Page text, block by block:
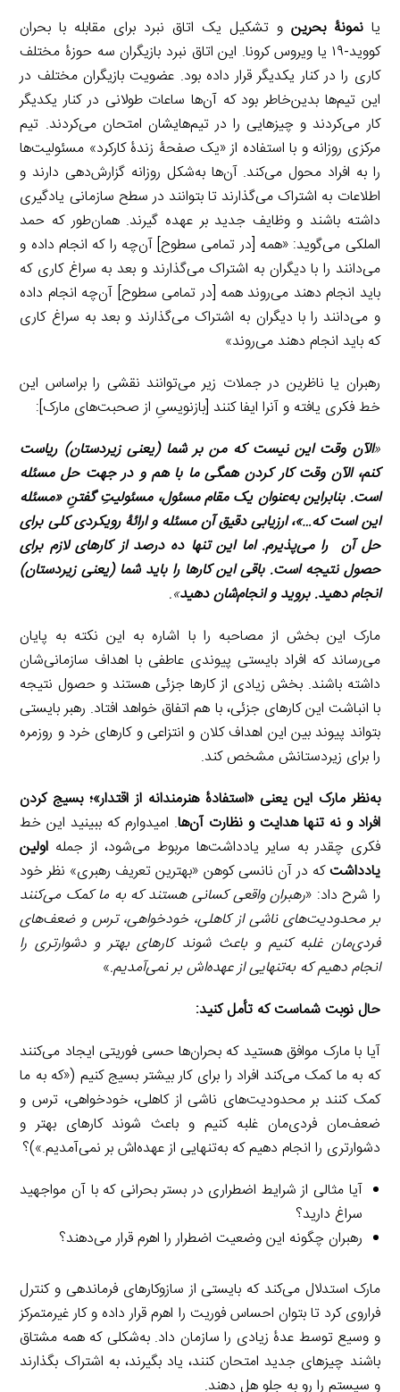
یانمونۀ بحرین و تشکیل یک اتاق نبرد برای مقابله با بحران
کووید-۱۹ یا ویروس کرونا. این اتاق نبرد بازیگران سه حوزۀ مختلف
کاری را در کنار یکدیگر قرار داده بود. عضویت بازیگران مختلف در
این تیم‌ها بدین‌خاطر بود که آن‌ها ساعات طولانی در کنار یکدیگر
کار می‌کردند و چیزهایی را در تیم‌هایشان امتحان می‌کردند. تیم
مرکزی روزانه و با استفاده از «یک صفحۀ زندۀ کارکرد» مسئولیت‌ها
را به افراد محول می‌کند. آن‌ها به‌شکل روزانه گزارش‌دهی دارند و
اطلاعات به اشتراک می‌گذارند تا بتوانند در سطح سازمانی یادگیری
داشته باشند و وظایف جدید بر عهده گیرند. همان‌طور که حمد
الملکی می‌گوید: «همه [در تمامی سطوح] آن‌چه را که انجام داده و
می‌دانند را با دیگران به اشتراک می‌گذارند و بعد به سراغ کاری که
باید انجام دهند می‌روند همه [در تمامی سطوح] آن‌چه انجام داده
و می‌دانند را با دیگران به اشتراک می‌گذارند و بعد به سراغ کاری
که باید انجام دهند می‌روند»
رهبران یا ناظرین در جملات زیر می‌توانند نقشی را براساس این
خط فکری یافته و آن­را ایفا کنند [بازنویسیِ از صحبت‌های مارک]:
«الآن وقت این نیست که من بر شما (یعنی زیردستان) ریاست
کنم، الآن وقت کار کردن همگی ما با هم و در جهت حل مسئله
است. بنابراین به‌عنوان یک مقام مسئول، مسئولیتِ گفتنِ «مسئله
این است که…»، ارزیابی دقیق آن مسئله و ارائۀ رویکردی کلی برای
حل آن را می‌پذیرم. اما این تنها ده درصد از کارهای لازم برای
حصول نتیجه است. باقی این کارها را باید شما (یعنی زیردستان)
انجام دهید. بروید و انجام‌شان دهید».
مارک این بخش از مصاحبه را با اشاره به این نکته به پایان
می‌رساند که افراد بایستی پیوندی عاطفی با اهداف سازمانی‌شان
داشته باشند. بخش زیادی از کارها جزئی هستند و حصول نتیجه
با انباشت این کارهای جزئی، با هم اتفاق خواهد افتاد. رهبر بایستی
بتواند پیوند بین این اهداف کلان و انتزاعی و کارهای خرد و روزمره
را برای زیردستانش مشخص کند.
به‌نظر مارک این یعنی «استفادۀ هنرمندانه از اقتدار»؛ بسیج کردن
افراد و نه تنها هدایت و نظارت آن‌ها. امیدوارم که ببینید این خط
فکری چقدر به سایر یادداشت‌ها مربوط می‌شود، از جمله اولین
یادداشتکه در آن نانسی کوهن «بهترین تعریف رهبری» نظر خود
را شرح داد: «رهبران واقعی کسانی هستند که به ما کمک می‌کنند
بر محدودیت‌های ناشی از کاهلی، خودخواهی، ترس و ضعف‌های
فردی‌مان غلبه کنیم و باعث شوند کارهای بهتر و دشوارتری را
انجام دهیم که به‌تنهایی از عهده‌اش بر نمی‌آمدیم.»
حال نوبت شماست که تأمل کنید:
آیا با مارک موافق هستید که بحران‌ها حسی فوریتی ایجاد می‌کنند
که به ما کمک می‌کند افراد را برای کار بیشتر بسیج کنیم («که به ما
کمک ‌کنند بر محدودیت‌های ناشی از کاهلی، خودخواهی، ترس و
ضعف‌مان فردی‌مان غلبه کنیم و باعث شوند کارهای بهتر و
دشوارتری را انجام دهیم که به‌تنهایی از عهده‌اش بر نمی‌آمدیم.»)؟
آیا مثالی از شرایط اضطراری در بستر بحرانی که با آن مواجهید
سراغ دارید؟
رهبران چگونه این وضعیت اضطرار را اهرم قرار می‌دهند؟
مارک استدلال می‌کند که بایستی از سازوکارهای فرماندهی و کنترل
فراروی کرد تا بتوان احساس فوریت را اهرم قرار داده و کار غیرمتمرکز
و وسیع توسط عدۀ زیادی را سازمان داد. به‌شکلی که همه مشتاق
باشند چیزهای جدید امتحان کنند، یاد بگیرند، به اشتراک بگذارند
و سیستم را رو به جلو هل دهند.